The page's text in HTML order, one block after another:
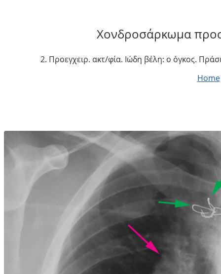
Χονδροσάρκωμα
2. Προεγχειρ. ακτ/φία. Ιώδη βέλη: ο όγκος.
Home